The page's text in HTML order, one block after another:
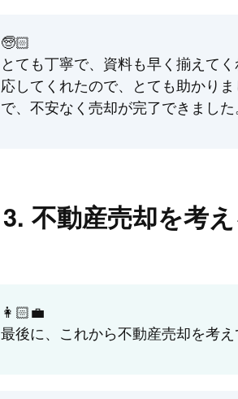
🧓🏻
とても丁寧で、資料も早く揃えて
応してくれたので、とても助かり
で、不安なく売却が完了できました
不動産売却を考
👩🏻‍💼
最後に、これから不動産売却を考